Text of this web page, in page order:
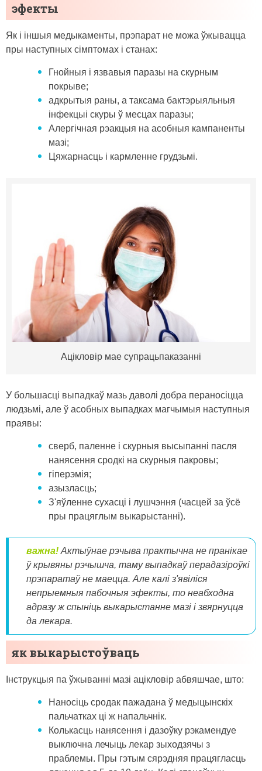
эфекты
Як і іншыя медыкаменты, прэпарат не можа ўжывацца
пры наступных сімптомах і станах:
Гнойныя і язвавыя паразы на скурным
покрыве;
адкрытыя раны, а таксама бактэрыяльныя
інфекцыі скуры ў месцах паразы;
Алергічная рэакцыя на асобныя кампаненты
мазі;
Цяжарнасць і кармленне грудзьмі.
Ацікловір мае супрацьпаказанні
У большасці выпадкаў мазь даволі добра пераносіцца
людзьмі, але ў асобных выпадках магчымыя наступныя
праявы:
сверб, паленне і скурныя высыпанні пасля
нанясення сродкі на скурныя пакровы;
гіперэмія;
азызласць;
З'яўленне сухасці і лушчэння (часцей за ўсё
пры працяглым выкарыстанні).
важна! Актыўнае рэчыва практычна не пранікае
ў крывяны рэчышча, таму выпадкаў перадазіроўкі
прэпаратаў не маецца. Але калі з'явіліся
непрыемныя пабочныя эфекты, то неабходна
адразу ж спыніць выкарыстанне мазі і звярнуцца
да лекара.
як выкарыстоўваць
Інструкцыя па ўжыванні мазі ацікловір абвяшчае, што:
Наносіць сродак пажадана ў медыцынскіх
пальчатках ці ж напальчнік.
Колькасць нанясення і дазоўку рэкамендуе
выключна лечыць лекар зыходзячы з
праблемы. Пры гэтым сярэдняя працягласць